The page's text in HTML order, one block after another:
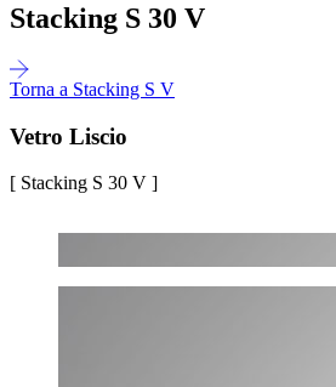
Stacking S 30 V
Torna a Stacking S V
Vetro Liscio
[ Stacking S 30 V ]